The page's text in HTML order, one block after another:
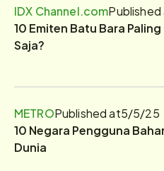
IDX Channel.com
10 Emiten Batu Bara
Saja?
METROPublished at5/5/25
10 Negara Pengguna
Dunia